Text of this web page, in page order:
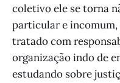
coletivo ele se torna
particular e incomum,
tratado com
organização indo de
estudando sobre